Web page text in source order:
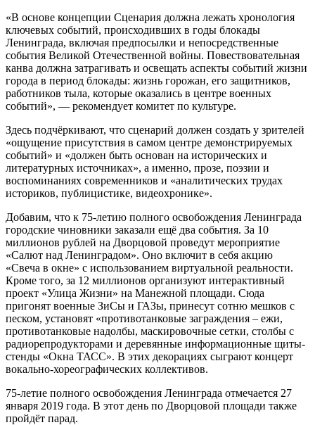
«В основе концепции Сценария должна лежать хронология
ключевых событий, происходивших в годы блокады
Ленинграда, включая предпосылки и непосредственные
события Великой Отечественной войны. Повествовательная
канва должна затрагивать и освещать аспекты событий жизни
города в период блокады: жизнь горожан, его защитников,
работников тыла, которые оказались в центре военных
событий», — рекомендует комитет по культуре.
Здесь подчёркивают, что сценарий должен создать у зрителей
«ощущение присутствия в самом центре демонстрируемых
событий» и «должен быть основан на исторических и
литературных источниках», а именно, прозе, поэзии и
воспоминаниях современников и «аналитических трудах
историков, публицистике, видеохронике».
Добавим, что к 75-летию полного освобождения Ленинграда
городские чиновники заказали ещё два события. За 10
миллионов рублей на Дворцовой проведут мероприятие
«Салют над Ленинградом». Оно включит в себя акцию
«Свеча в окне» с использованием виртуальной реальности.
Кроме того, за 12 миллионов организуют интерактивный
проект «Улица Жизни» на Манежной площади. Сюда
пригонят военные ЗиСы и ГАЗы, принесут сотню мешков с
песком, установят «противотанковые заграждения – ежи,
противотанковые надолбы, маскировочные сетки, столбы с
радиорепродукторами и деревянные информационные щиты-
стенды «Окна ТАСС». В этих декорациях сыграют концерт
вокально-хореографических коллективов.
75-летие полного освобождения Ленинграда отмечается 27
января 2019 года. В этот день по Дворцовой площади также
пройдёт парад.